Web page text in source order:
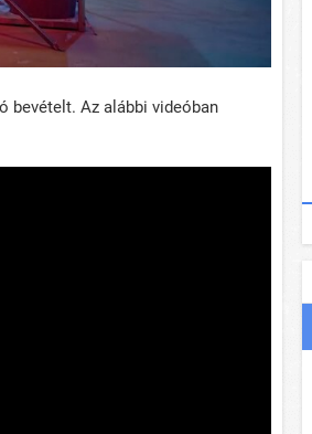
bevételt. Az alábbi videóban